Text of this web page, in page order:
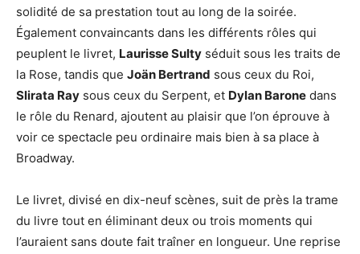
solidité de sa prestation tout au long de la soirée.
Également convaincants dans les différents rôles qui
peuplent le livret, Laurisse Sulty séduit sous les traits de
la Rose, tandis que Joän Bertrand sous ceux du Roi,
Slirata Ray sous ceux du Serpent, et Dylan Barone dans
le rôle du Renard, ajoutent au plaisir que l’on éprouve à
voir ce spectacle peu ordinaire mais bien à sa place à
Broadway.
Le livret, divisé en dix-neuf scènes, suit de près la trame
du livre tout en éliminant deux ou trois moments qui
l’auraient sans doute fait traîner en longueur. Une reprise